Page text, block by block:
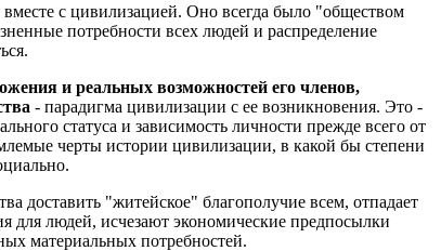
с цивилизацией. Оно всегда было "обществом
потребности всех людей и распределение
и реальных возможностей его членов,
- парадигма цивилизации с ее возникновения. Это -
статуса и зависимость личности прежде всего от
черты истории цивилизации, в какой бы степени
доставить "житейское" благополучие всем, отпадает
для людей, исчезают экономические предпосылки
материальных потребностей.